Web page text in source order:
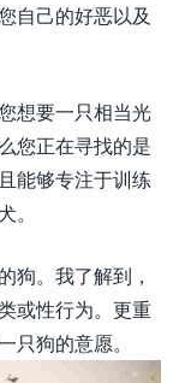
自己的好恶以及
想要一只相当光
您正在寻找的是
能够专注于训练
狗。我了解到，
或性行为。更重
狗的意愿。